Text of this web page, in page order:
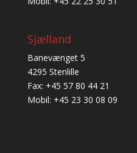
Sjælland
Banevænget 5
4295 Stenlille
Fax: +45 57 80 44 21
Mobil: +45 23 30 08 09